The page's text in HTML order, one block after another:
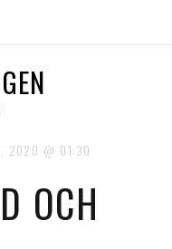
2020 01:30
OCH